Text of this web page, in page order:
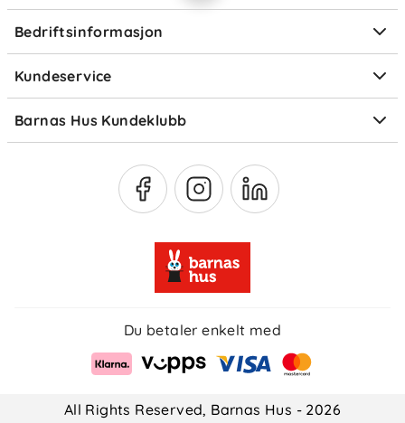
Bedriftsinformasjon
Størrelsesguider
Kundeservice
Ofte stilte spørsmål
Om Klarna
Barnas Hus Kundeklubb
Medlemsvilkår
Du betaler enkelt med
All Rights Reserved, Barnas Hus - 2026